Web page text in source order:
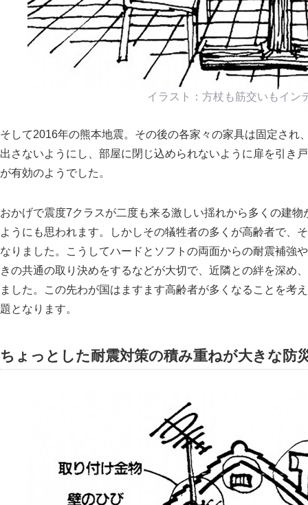
イラスト：方杖も筋交いもイン
そして2016年の熊本地震。その後の各家々の家具は固定さ
出さないようにし、部屋に閉じ込められないように扉を引き
が有効のようでした。
おかげで震度7クラスが二度も来る激しい揺れから多くの建
ようにも思われます。しかしその犠牲者の多くが高齢者で、
なりました。こうしてハードとソフトの両面からの耐震補強
きの共通の取り決めをするなどが大切で、近隣との絆を深め
ました。この先わが国はますます高齢者が多くなることを考
題となります。
ちょっとした耐震対策の積み重ねが大きな防